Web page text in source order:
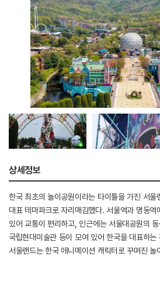
상세정보
한국 최초의 놀이공원이라는 타이틀을 가진 서
대표 테마파크로 자리매김했다. 서울역과 명동
있어 교통이 편리하고, 인근에는 서울대공원의 동
국립현대미술관 등이 모여 있어 한국을 대표하
서울랜드는 한국 애니메이션 캐릭터로 꾸며진
물놀이시설(여름)과 눈썰매장(겨울) 등 계절 시설